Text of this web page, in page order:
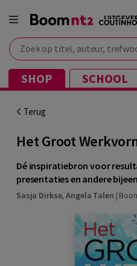
Zoek op titel, auteur, trefwoord
SHOP SCHOOL
Terug
Het Groot
Dé inspiratiebron voor
presentaties en andere
Sasja Dirkse,Angela Talen |